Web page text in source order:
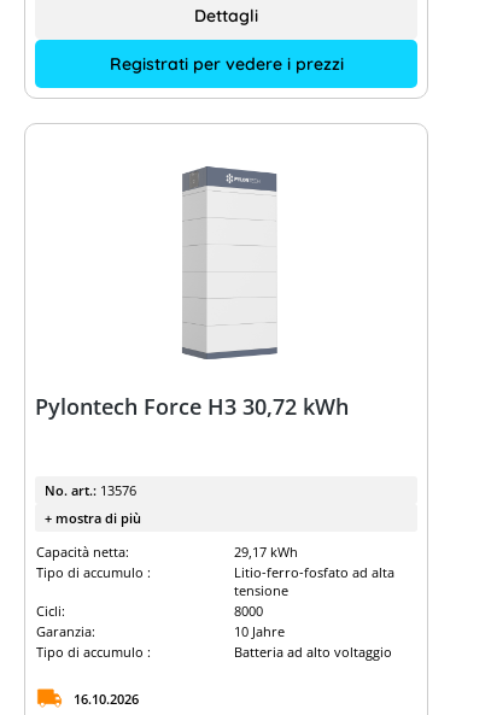
Registrati per vedere i prezzi
Dettagli
Pylontech Force H3 30,72 kWh
No. art.: 13576
+ mostra di più
Capacità netta:
29,17 kWh
Tipo di accumulo :
Litio-ferro-fosfato ad alta
tensione
Cicli:
8000
Garanzia:
10 Jahre
Tipo di accumulo :
Batteria ad alto voltaggio
16.10.2026